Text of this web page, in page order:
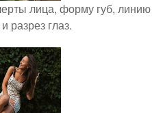
лица, форму губ, линию
разрез глаз.